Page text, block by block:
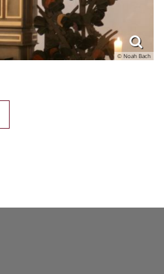
© Noah Bach